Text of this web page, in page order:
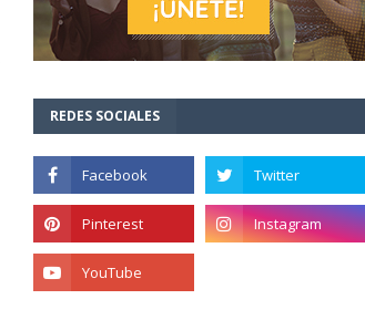
REDES SOCIALES